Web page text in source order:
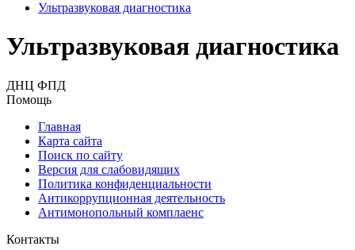
Ультразвуковая диагностика
Ультразвуковая диагностика
ДНЦ ФПД
Помощь
Главная
Карта сайта
Поиск по сайту
Версия для слабовидящих
Политика конфиденциальности
Антикоррупционная деятельность
Антимонопольный комплаенс
Контакты